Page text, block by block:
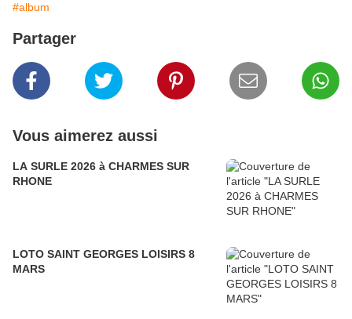
#album
Partager
Vous aimerez aussi
LA SURLE 2026 à CHARMES SUR
RHONE
LOTO SAINT GEORGES LOISIRS 8
MARS